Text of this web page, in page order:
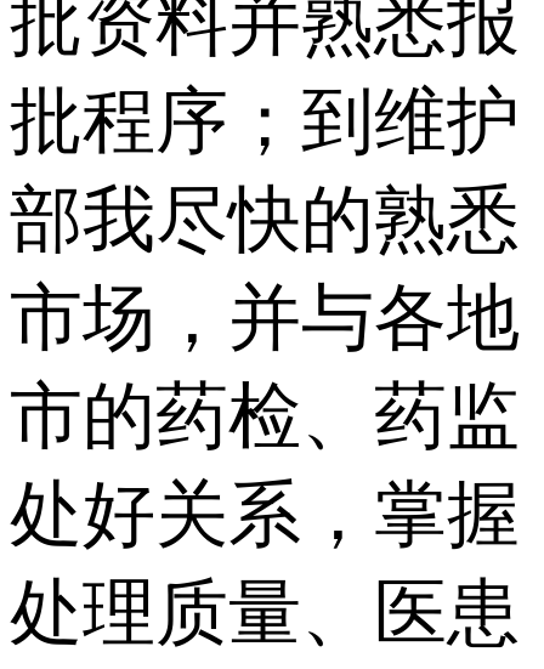
批资料并熟悉报
批程序；到维护
部我尽快的熟悉
市场，并与各地
市的药检、药监
处好关系，掌握
处理质量、医患